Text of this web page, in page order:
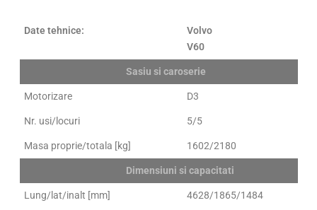
Date tehnice:
Volvo
V60
Sasiu si caroserie
Motorizare D3
Nr. usi/locuri 5/5
Masa proprie/totala [kg] 1602/2180
Dimensiuni si capacitati
Lung/lat/inalt [mm] 4628/1865/1484